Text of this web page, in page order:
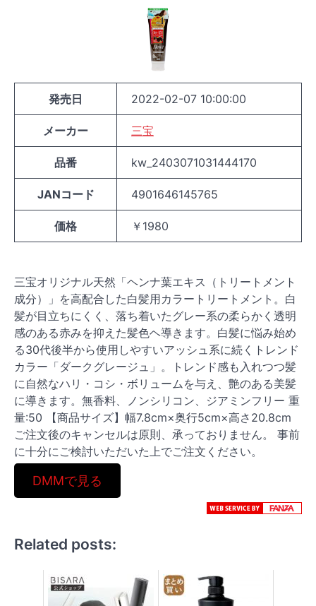
発売日 2022-02-07 10:00:00
メーカー 三宝
品番 kw_2403071031444170
JANコード 4901646145765
価格 ￥1980
三宝オリジナル天然「ヘンナ葉エキス（トリートメント
成分）」を高配合した白髪用カラートリートメント。白
髪が目立ちにくく、落ち着いたグレー系の柔らかく透明
感のある赤みを抑えた髪色ヘ導きます。白髪に悩み始め
る30代後半から使用しやすいアッシュ系に続くトレンド
カラー「ダークグレージュ」。トレンド感も入れつつ髪
に自然なハリ・コシ・ボリュームを与え、艶のある美髪
に導きます。無香料、ノンシリコン、ジアミンフリー 重
量:50 【商品サイズ】幅7.8cm×奥行5cm×高さ20.8cm
ご注文後のキャンセルは原則、承っておりません。 事前
に十分にご検討いただいた上でご注文ください。
DMMで見る
Related posts: